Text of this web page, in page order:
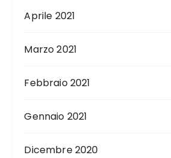
Aprile 2021
Marzo 2021
Febbraio 2021
Gennaio 2021
Dicembre 2020